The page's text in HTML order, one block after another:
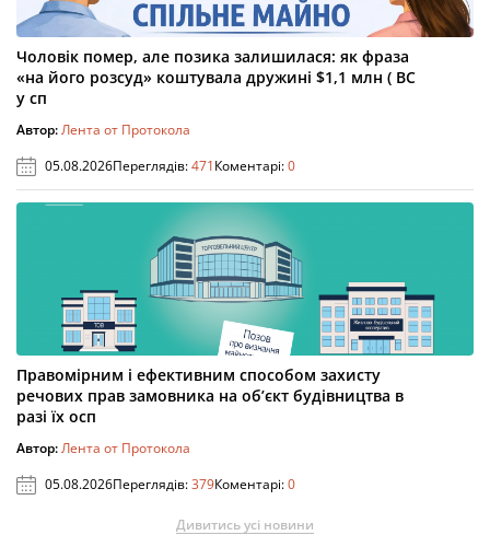
Чоловік помер, але позика залишилася: як фраза
«на його розсуд» коштувала дружині $1,1 млн ( ВС
у сп
Автор:Лента от Протокола
05.08.2026Переглядів:471Коментарі:0
Правомірним і ефективним способом захисту
речових прав замовника на об’єкт будівництва в
разі їх осп
Автор:Лента от Протокола
05.08.2026Переглядів:379Коментарі:0
Дивитись усі новини